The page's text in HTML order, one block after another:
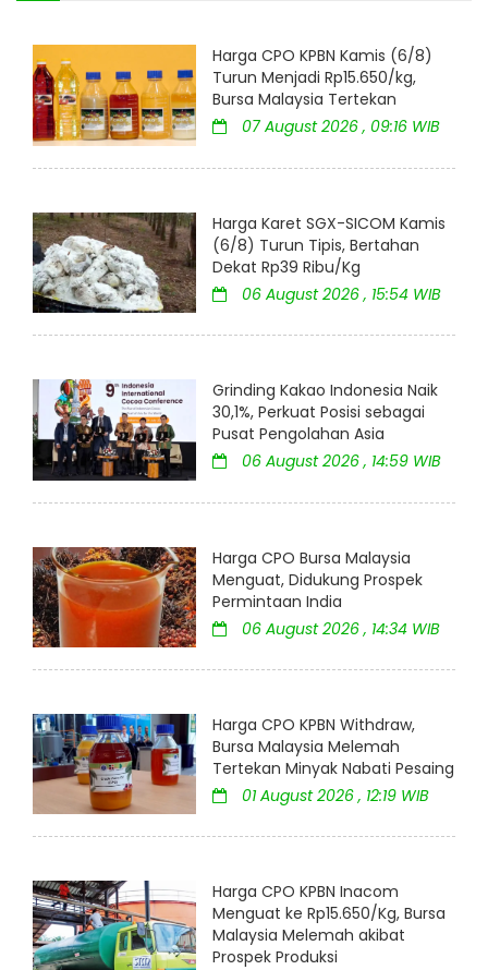
Harga CPO KPBN Kamis (6/8)
Turun Menjadi Rp15.650/kg,
Bursa Malaysia Tertekan
07 August 2026 , 09:16 WIB
Harga Karet SGX-SICOM Kamis
(6/8) Turun Tipis, Bertahan
Dekat Rp39 Ribu/Kg
06 August 2026 , 15:54 WIB
Grinding Kakao Indonesia Naik
30,1%, Perkuat Posisi sebagai
Pusat Pengolahan Asia
06 August 2026 , 14:59 WIB
Harga CPO Bursa Malaysia
Menguat, Didukung Prospek
Permintaan India
06 August 2026 , 14:34 WIB
Harga CPO KPBN Withdraw,
Bursa Malaysia Melemah
Tertekan Minyak Nabati Pesaing
01 August 2026 , 12:19 WIB
Harga CPO KPBN Inacom
Menguat ke Rp15.650/Kg, Bursa
Malaysia Melemah akibat
Prospek Produksi